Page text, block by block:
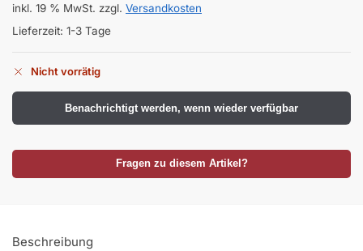
inkl. 19 % MwSt. zzgl. Versandkosten
Lieferzeit: 1-3 Tage
Nicht vorrätig
Benachrichtigt werden, wenn wieder verfügbar
Fragen zu diesem Artikel?
Beschreibung